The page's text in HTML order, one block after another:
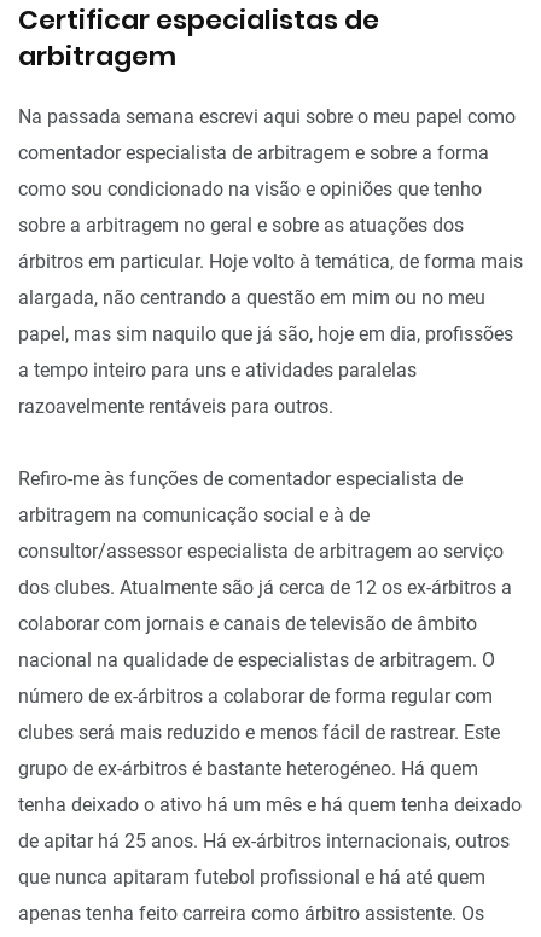
Certificar especialistas de
arbitragem
Na passada semana escrevi aqui sobre o meu papel como
comentador especialista de arbitragem e sobre a forma
como sou condicionado na visão e opiniões que tenho
sobre a arbitragem no geral e sobre as atuações dos
árbitros em particular. Hoje volto à temática, de forma mais
alargada, não centrando a questão em mim ou no meu
papel, mas sim naquilo que já são, hoje em dia, profissões
a tempo inteiro para uns e atividades paralelas
razoavelmente rentáveis para outros.
Refiro-me às funções de comentador especialista de
arbitragem na comunicação social e à de
consultor/assessor especialista de arbitragem ao serviço
dos clubes. Atualmente são já cerca de 12 os ex-árbitros a
colaborar com jornais e canais de televisão de âmbito
nacional na qualidade de especialistas de arbitragem. O
número de ex-árbitros a colaborar de forma regular com
clubes será mais reduzido e menos fácil de rastrear. Este
grupo de ex-árbitros é bastante heterogéneo. Há quem
tenha deixado o ativo há um mês e há quem tenha deixado
de apitar há 25 anos. Há ex-árbitros internacionais, outros
que nunca apitaram futebol profissional e há até quem
apenas tenha feito carreira como árbitro assistente. Os